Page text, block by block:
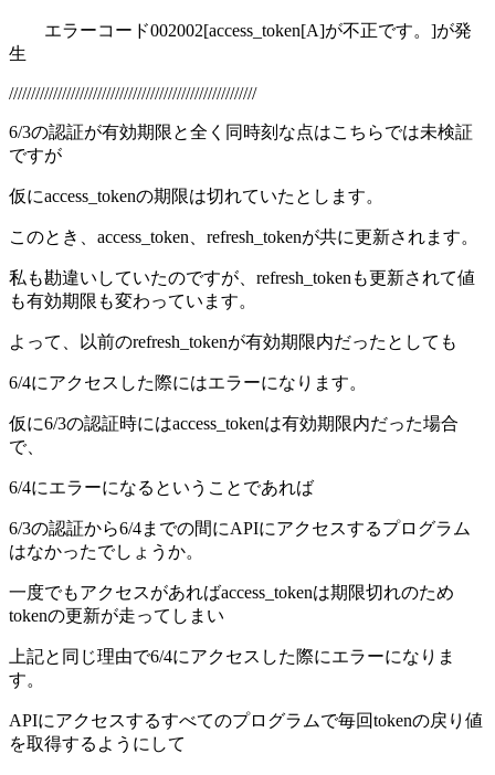
エラーコード002002[access_token[A]が不正です。]が発
生
////////////////////////////////////////////////////////
6/3の認証が有効期限と全く同時刻な点はこちらでは未検証
ですが
仮にaccess_tokenの期限は切れていたとします。
このとき、access_token、refresh_tokenが共に更新されます。
私も勘違いしていたのですが、refresh_tokenも更新されて値
も有効期限も変わっています。
よって、以前のrefresh_tokenが有効期限内だったとしても
6/4にアクセスした際にはエラーになります。
仮に6/3の認証時にはaccess_tokenは有効期限内だった場合
で、
6/4にエラーになるということであれば
6/3の認証から6/4までの間にAPIにアクセスするプログラム
はなかったでしょうか。
一度でもアクセスがあればaccess_tokenは期限切れのため
tokenの更新が走ってしまい
上記と同じ理由で6/4にアクセスした際にエラーになりま
す。
APIにアクセスするすべてのプログラムで毎回tokenの戻り値
を取得するようにして